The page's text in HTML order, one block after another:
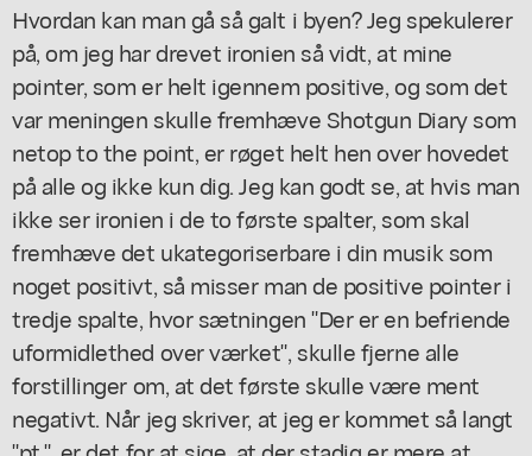
Hvordan kan man gå så galt i byen? Jeg spekulerer
på, om jeg har drevet ironien så vidt, at mine
pointer, som er helt igennem positive, og som det
var meningen skulle fremhæveShotgun Diarysom
netop to the point, er røget helt hen over hovedet
på alle og ikke kun dig. Jeg kan godt se, at hvis man
ikke ser ironien i de to første spalter, som skal
fremhæve det ukategoriserbare i din musik som
noget positivt, så misser man de positive pointer i
tredje spalte, hvor sætningen "Der er en befriende
uformidlethed over værket", skulle fjerne alle
forstillinger om, at det første skulle være ment
negativt. Når jeg skriver, at jeg er kommet så langt